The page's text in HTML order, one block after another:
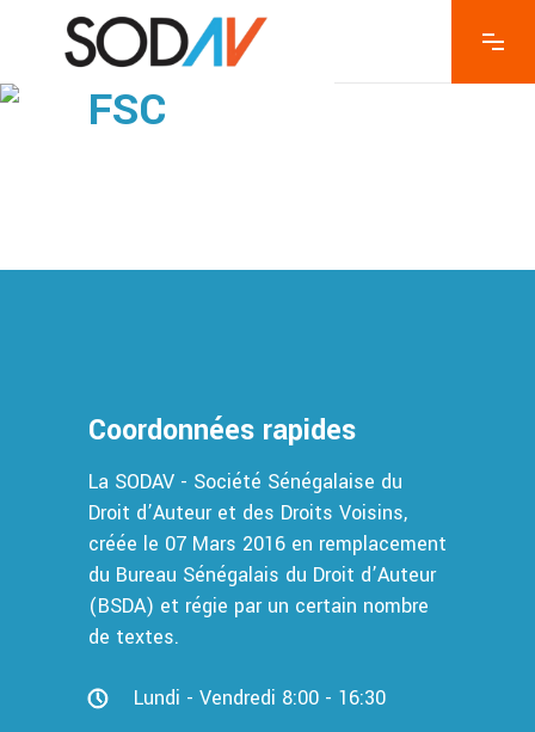
FSC
Coordonnées rapides
La SODAV - Société Sénégalaise du
Droit d’Auteur et des Droits Voisins,
créée le 07 Mars 2016 en remplacement
du Bureau Sénégalais du Droit d’Auteur
(BSDA) et régie par un certain nombre
de textes.
Lundi - Vendredi 8:00 - 16:30